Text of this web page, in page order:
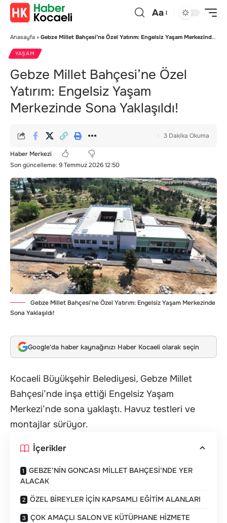
Aa
Anasayfa » Gebze Millet Bahçesi’ne Özel Yatırım: Engelsiz Yaşam Merkezinde Sona Yaklaşıldı!
YAŞAM
Gebze Millet Bahçesi’ne Özel
Yatırım: Engelsiz Yaşam
Merkezinde Sona Yaklaşıldı!
Son güncelleme: 9 Temmuz 2026 12:50
Haber Merkezi
3 Dakika Okuma
Gebze Millet Bahçesi'ne Özel Yatırım: Engelsiz Yaşam Merkezinde
Sona Yaklaşıldı!
Google'da haber kaynağınızı Haber Kocaeli olarak seçin
Kocaeli Büyükşehir Belediyesi, Gebze Millet
Bahçesi’nde inşa ettiği Engelsiz Yaşam
Merkezi’nde sona yaklaştı. Havuz testleri ve
montajlar sürüyor.
İçerikler
GEBZE’NİN GONCASI MİLLET BAHÇESİ’NDE YER
ALACAK
ÖZEL BİREYLER İÇİN KAPSAMLI EĞİTİM ALANLARI
ÇOK AMAÇLI SALON VE KÜTÜPHANE HİZMETE